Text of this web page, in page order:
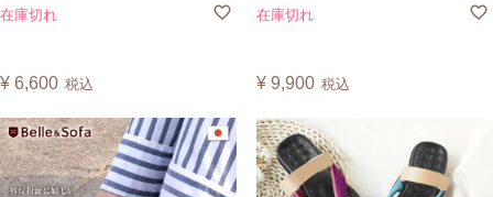
脚 浮き指 浮指 高齢者 レディース メ
在庫切れ
¥ 6,600 税込
ク柄 ナチュラル ストラップ 走れる
在庫切れ
¥ 9,900 税込